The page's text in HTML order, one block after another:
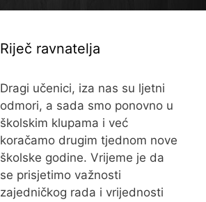
Riječ ravnatelja
Dragi učenici, iza nas su ljetni
odmori, a sada smo ponovno u
školskim klupama i već
koračamo drugim tjednom nove
školske godine. Vrijeme je da
se prisjetimo važnosti
zajedničkog rada i vrijednosti